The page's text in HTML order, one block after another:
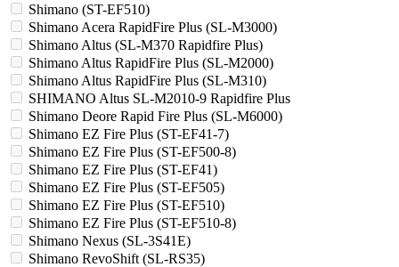
Shimano (ST-EF510)
Shimano Acera RapidFire Plus (SL-M3000)
Shimano Altus (SL-M370 Rapidfire Plus)
Shimano Altus RapidFire Plus (SL-M2000)
Shimano Altus RapidFire Plus (SL-M310)
SHIMANO Altus SL-M2010-9 Rapidfire Plus
Shimano Deore Rapid Fire Plus (SL-M6000)
Shimano EZ Fire Plus (ST-EF41-7)
Shimano EZ Fire Plus (ST-EF500-8)
Shimano EZ Fire Plus (ST-EF41)
Shimano EZ Fire Plus (ST-EF505)
Shimano EZ Fire Plus (ST-EF510)
Shimano EZ Fire Plus (ST-EF510-8)
Shimano Nexus (SL-3S41E)
Shimano RevoShift (SL-RS35)